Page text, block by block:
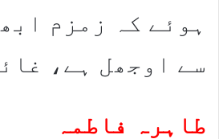
ہوئے کہ زمزم
سے اوجھل ہے،
طاہرہ فاطمہ